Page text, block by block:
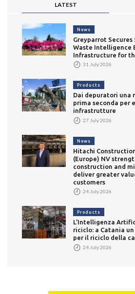
LATEST
News
Greyparrot Secures
Waste Intelligence
Infrastructure for
31 July 2026
Products
Dai depuratori una
prima seconda per
infrastrutture
27 July 2026
News
Hitachi
(Europe) NV
construction and
deliver greater
customers
24 July 2026
Products
L’Intelligenza
riciclo: a Catania
per il riciclo della
24 July 2026